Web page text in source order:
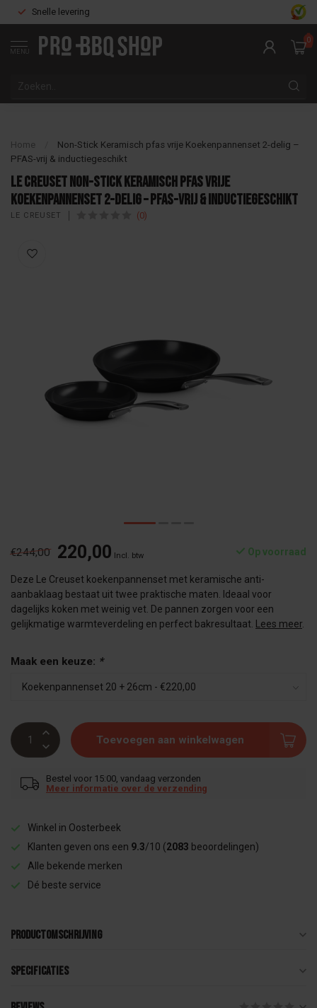
Snelle levering
MENU
0
Home
Non-Stick Keramisch pfas vrije Koekenpannenset 2-delig –
PFAS-vrij & inductiegeschikt
Le Creuset Non-Stick Keramisch pfas vrije
Koekenpannenset 2-delig – PFAS-vrij & inductiegeschikt
LE CREUSET (0)
€244,00 220,00 Incl. btw Op voorraad
Deze Le Creuset koekenpannenset met keramische anti-
aanbaklaag bestaat uit twee praktische maten. Ideaal voor
dagelijks koken met weinig vet. De pannen zorgen voor een
gelijkmatige warmteverdeling en perfect bakresultaat.
Lees meer
Maak een keuze: *
Toevoegen aan winkelwagen
Bestel voor 15:00, vandaag verzonden
Meer informatie over de verzending
Winkel in Oosterbeek
Klanten geven ons een 9.3/10 (2083 beoordelingen)
Alle bekende merken
Dé beste service
Productomschrijving
Specificaties